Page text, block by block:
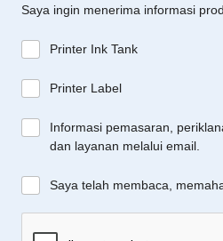
Saya ingin menerima informasi
Printer Ink Tank
Printer Label
Informasi pemasaran,
dan layanan melalui email.
Saya telah membaca,